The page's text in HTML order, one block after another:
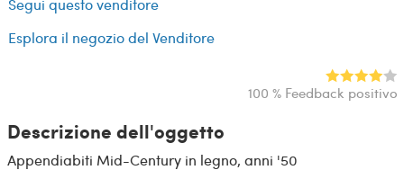
Segui questo venditore
Esplora il negozio del Venditore
100 % Feedback positivo
Descrizione dell'oggetto
Appendiabiti Mid-Century in legno, anni '50